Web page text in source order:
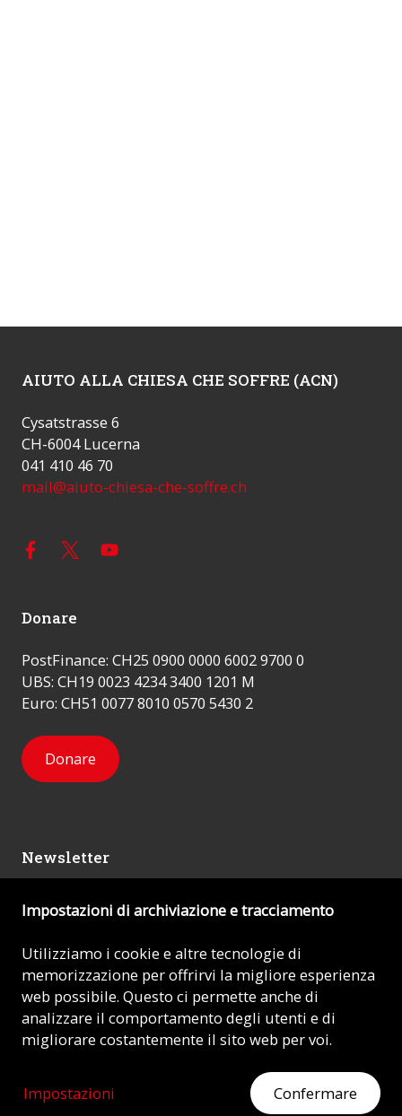
MOSTRATE IL VOSTRO CUORE
AIUTO ALLA CHIESA CHE SOFFRE (ACN)
Cysatstrasse 6
CH-6004 Lucerna
041 410 46 70
mail@aiuto-chiesa-che-soffre.ch
Donare
PostFinance: CH25 0900 0000 6002 9700 0
UBS: CH19 0023 4234 3400 1201 M
Euro: CH51 0077 8010 0570 5430 2
Donare
Newsletter
Mi iscrivo
© 2026 - AIUTO ALLA CHIESA CHE SOFFRE (ACN)
Impronta
Impostazioni di archiviazione e tracciamento
Utilizziamo i cookie e altre tecnologie di
memorizzazione per offrirvi la migliore esperienza
web possibile. Questo ci permette anche di
analizzare il comportamento degli utenti e di
migliorare costantemente il sito web per voi.
Impostazioni Confermare